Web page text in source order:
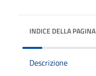
INDICE DELLA PAGINA
Descrizione